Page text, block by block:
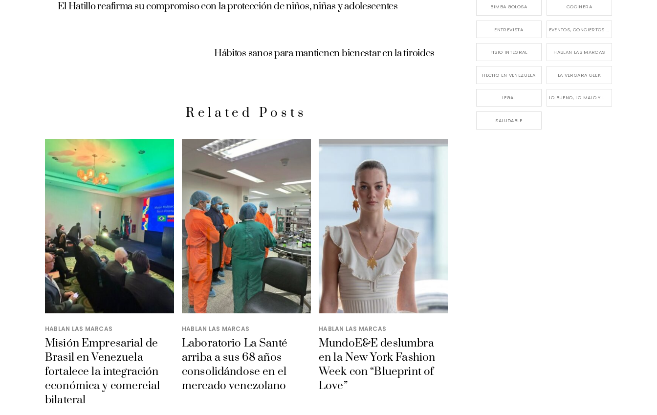
El Hatillo reafirma su compromiso con la protección de niños, niñas y adolescentes
Hábitos sanos para mantienen bienestar en la tiroides
Related Posts
HABLAN LAS MARCAS
Misión Empresarial de
Brasil en Venezuela
fortalece la integración
económica y comercial
bilateral
HABLAN LAS MARCAS
Laboratorio La Santé
arriba a sus 68 años
consolidándose en el
mercado venezolano
HABLAN LAS MARCAS
MundoE&E deslumbra
en la New York Fashion
Week con “Blueprint of
Love”
BIMBA GOLOSA COCINERA
ENTREVISTA
FISIO INTEGRAL HABLAN LAS MARCAS
HECHO EN VENEZUELA LA VERGARA GEEK
LEGAL LO BUENO, LO MALO Y LO FEO
SALUDABLE